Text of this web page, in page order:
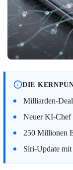
DIE
Milliarden-
Neuer KI-
250 Millionen
Siri-Update